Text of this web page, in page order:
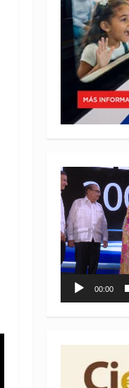
Reproductor
de
vídeo
00:00